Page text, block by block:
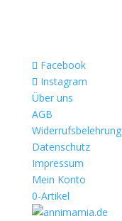
Facebook
Instagram
Über uns
AGB
Widerrufsbelehrung
Datenschutz
Impressum
Mein Konto
0-Artikel